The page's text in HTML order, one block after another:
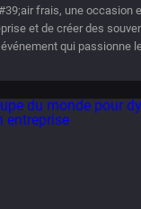
frais, une occasion
et de créer des
qui passionne